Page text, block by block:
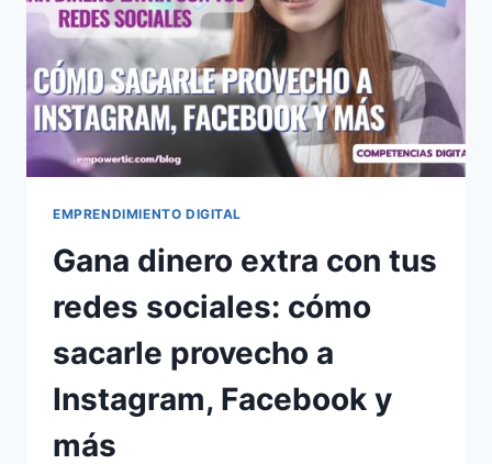
EMPRENDIMIENTO DIGITAL
Gana dinero extra con tus
redes sociales: cómo
sacarle provecho a
Instagram, Facebook y
más